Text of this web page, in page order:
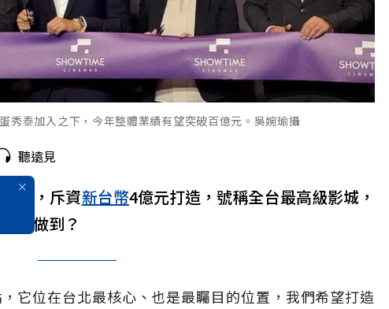
秀泰加入之下，今年整體業績有望突破百億元。吳婉瑜攝
聽遠見
幕，斥資新台幣4億元打造，號稱全台最高級影城，
何做到？
它位在台北最核心、也是最矚目的位置，我們希望打造